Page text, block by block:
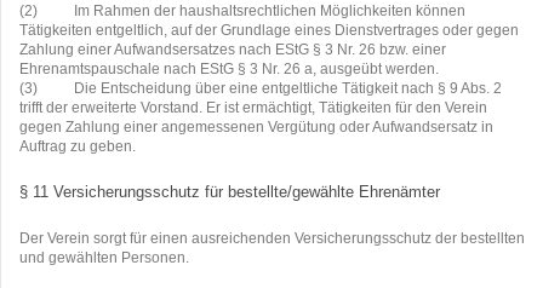
(2)
Im Rahmen der haushaltsrechtlichen Möglichkeiten können
Tätigkeiten entgeltlich, auf der Grundlage eines Dienstvertrages oder gegen
Zahlung einer Aufwandsersatzes nach EStG § 3 Nr. 26 bzw. einer
Ehrenamtspauschale nach EStG § 3 Nr. 26 a, ausgeübt werden.
(3)
Die Entscheidung über eine entgeltliche Tätigkeit nach § 9 Abs. 2
trifft der erweiterte Vorstand. Er ist ermächtigt, Tätigkeiten für den Verein
gegen Zahlung einer angemessenen Vergütung oder Aufwandsersatz in
Auftrag zu geben.
§ 11 Versicherungsschutz für bestellte/gewählte Ehrenämter
Der Verein sorgt für einen ausreichenden Versicherungsschutz der bestellten
und gewählten Personen.